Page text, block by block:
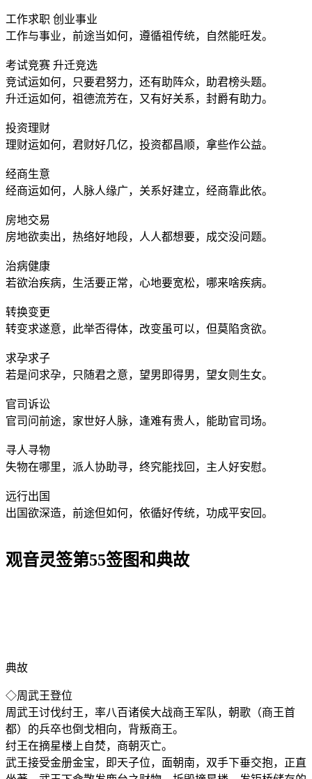
工作求职 创业事业
工作与事业，前途当如何，遵循祖传统，自然能旺发。
考试竞赛 升迁竞选
竞试运如何，只要君努力，还有助阵众，助君榜头题。
升迁运如何，祖德流芳在，又有好关系，封爵有助力。
投资理财
理财运如何，君财好几亿，投资都昌顺，拿些作公益。
经商生意
经商运如何，人脉人缘广，关系好建立，经商靠此依。
房地交易
房地欲卖出，热络好地段，人人都想要，成交没问题。
治病健康
若欲治疾病，生活要正常，心地要宽松，哪来啥疾病。
转换变更
转变求遂意，此举否得体，改变虽可以，但莫陷贪欲。
求孕求子
若是问求孕，只随君之意，望男即得男，望女则生女。
官司诉讼
官司问前途，家世好人脉，逢难有贵人，能助官司场。
寻人寻物
失物在哪里，派人协助寻，终究能找回，主人好安慰。
远行出国
出国欲深造，前途但如何，依循好传统，功成平安回。
观音灵签第55签图和典故
典故
◇周武王登位
周武王讨伐纣王，率八百诸侯大战商王军队，朝歌（商王首
都）的兵卒也倒戈相向，背叛商王。
纣王在摘星楼上自焚，商朝灭亡。
武王接受金册金宝，即天子位，面朝南，双手下垂交抱，正直